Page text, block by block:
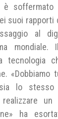
soffermato
suoi rapporti
al
mondiale.
tecnologia
«Dobbiamo
lo
realizzare
ha